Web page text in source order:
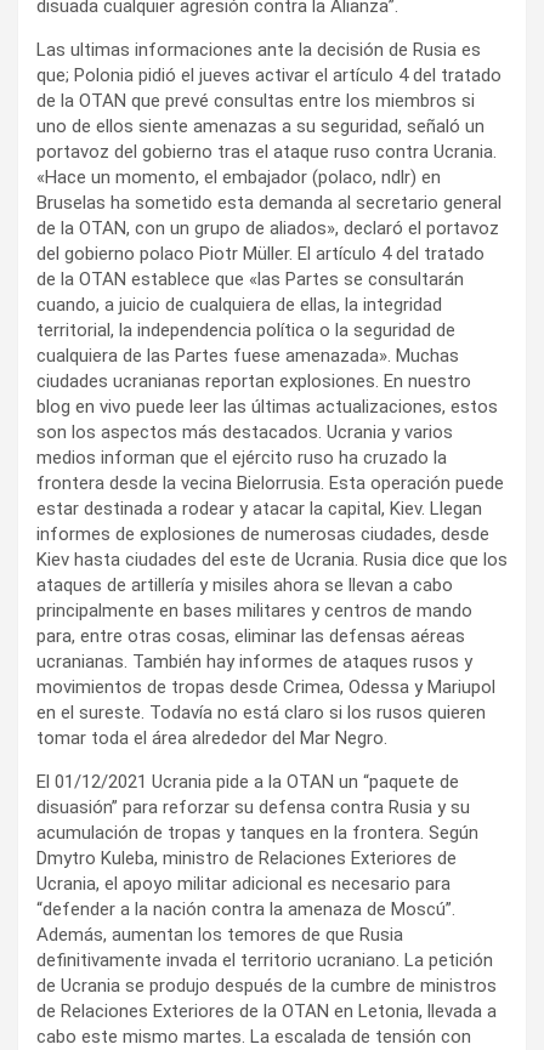
disuada cualquier agresión contra la Alianza”.
Las ultimas informaciones ante la decisión de Rusia es
que; Polonia pidió el jueves activar el artículo 4 del tratado
de la OTAN que prevé consultas entre los miembros si
uno de ellos siente amenazas a su seguridad, señaló un
portavoz del gobierno tras el ataque ruso contra Ucrania.
«Hace un momento, el embajador (polaco, ndlr) en
Bruselas ha sometido esta demanda al secretario general
de la OTAN, con un grupo de aliados», declaró el portavoz
del gobierno polaco Piotr Müller. El artículo 4 del tratado
de la OTAN establece que «las Partes se consultarán
cuando, a juicio de cualquiera de ellas, la integridad
territorial, la independencia política o la seguridad de
cualquiera de las Partes fuese amenazada». Muchas
ciudades ucranianas reportan explosiones. En nuestro
blog en vivo puede leer las últimas actualizaciones, estos
son los aspectos más destacados. Ucrania y varios
medios informan que el ejército ruso ha cruzado la
frontera desde la vecina Bielorrusia. Esta operación puede
estar destinada a rodear y atacar la capital, Kiev. Llegan
informes de explosiones de numerosas ciudades, desde
Kiev hasta ciudades del este de Ucrania. Rusia dice que los
ataques de artillería y misiles ahora se llevan a cabo
principalmente en bases militares y centros de mando
para, entre otras cosas, eliminar las defensas aéreas
ucranianas. También hay informes de ataques rusos y
movimientos de tropas desde Crimea, Odessa y Mariupol
en el sureste. Todavía no está claro si los rusos quieren
tomar toda el área alrededor del Mar Negro.
El 01/12/2021 Ucrania pide a la OTAN un “paquete de
disuasión” para reforzar su defensa contra Rusia y su
acumulación de tropas y tanques en la frontera. Según
Dmytro Kuleba, ministro de Relaciones Exteriores de
Ucrania, el apoyo militar adicional es necesario para
“defender a la nación contra la amenaza de Moscú”.
Además, aumentan los temores de que Rusia
definitivamente invada el territorio ucraniano. La petición
de Ucrania se produjo después de la cumbre de ministros
de Relaciones Exteriores de la OTAN en Letonia, llevada a
cabo este mismo martes. La escalada de tensión con